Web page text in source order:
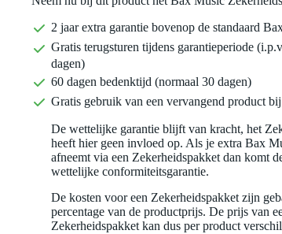
2 jaar extra garantie bovenop de standaard
Gratis terugsturen tijdens garantieperiode
dagen)
60 dagen bedenktijd (normaal 30 dagen)
Gratis gebruik van een vervangend product
De wettelijke garantie blijft van kracht, het
heeft hier geen invloed op. Als je extra Bax
afneemt via een Zekerheidspakket dan komt
wettelijke conformiteitsgarantie.
De kosten voor een Zekerheidspakket zijn
percentage van de productprijs. De prijs van
Zekerheidspakket kan dus per product